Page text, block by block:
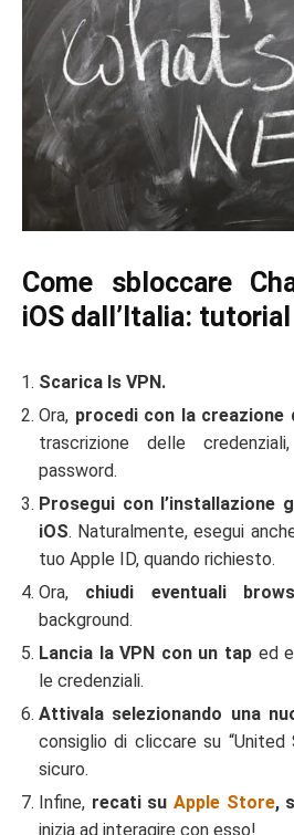
Come sbloccare
iOS dall’Italia: tutorial
Scarica ls VPN.
Ora, procedi con la creazione
trascrizione delle
password.
Prosegui con l’installazione
iOS. Naturalmente, esegui
tuo Apple ID, quando richiesto.
Ora, chiudi eventuali
background.
Lancia la VPN con un tap ed
le credenziali.
Attivala selezionando una
consiglio di cliccare su “United
sicuro.
Infine, recati suApple Store,
inizia ad interagire con esso!